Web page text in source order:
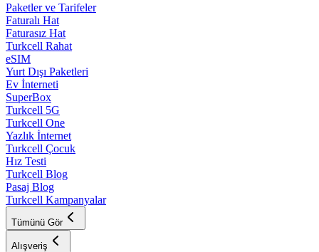
Paketler ve Tarifeler
Faturalı Hat
Faturasız Hat
Turkcell Rahat
eSIM
Yurt Dışı Paketleri
Ev İnterneti
SuperBox
Turkcell 5G
Turkcell One
Yazlık İnternet
Turkcell Çocuk
Hız Testi
Turkcell Blog
Pasaj Blog
Turkcell Kampanyalar
Tümünü Gör
Alışveriş